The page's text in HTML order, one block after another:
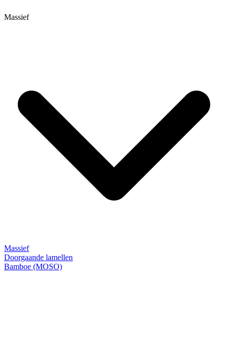
Massief
Massief
Doorgaande lamellen
Bamboe (MOSO)